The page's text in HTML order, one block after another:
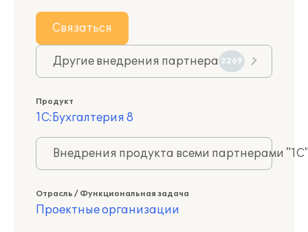
Связаться
Другие внедрения партнера 2269
Продукт
1С:Бухгалтерия 8
Внедрения продукта всеми партнерами
Отрасль / Функциональная задача
Проектные организации